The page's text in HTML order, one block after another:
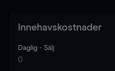
Innehavskostnader
Daglig - Sälj
0